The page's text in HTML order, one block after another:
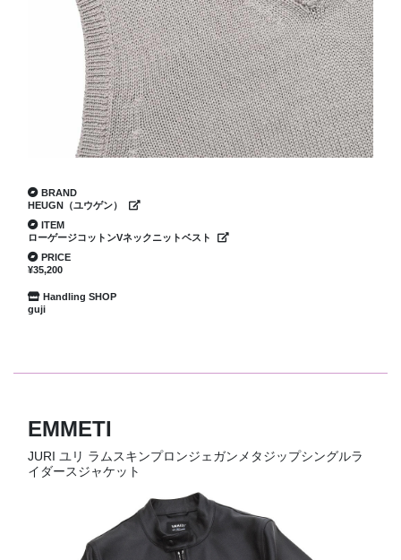
BRAND
HEUGN（ユウゲン）
ITEM
ローゲージコットンVネックニットベスト
PRICE
¥35,200
Handling SHOP
guji
EMMETI
JURI ユリ ラムスキンプロンジェガンメタジップシングルラ
イダースジャケット